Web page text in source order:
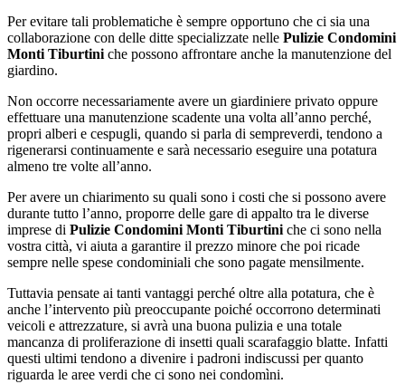
Per evitare tali problematiche è sempre opportuno che ci sia una
collaborazione con delle ditte specializzate nelle Pulizie Condomini
Monti Tiburtini che possono affrontare anche la manutenzione del
giardino.
Non occorre necessariamente avere un giardiniere privato oppure
effettuare una manutenzione scadente una volta all’anno perché,
propri alberi e cespugli, quando si parla di sempreverdi, tendono a
rigenerarsi continuamente e sarà necessario eseguire una potatura
almeno tre volte all’anno.
Per avere un chiarimento su quali sono i costi che si possono avere
durante tutto l’anno, proporre delle gare di appalto tra le diverse
imprese di Pulizie Condomini Monti Tiburtini che ci sono nella
vostra città, vi aiuta a garantire il prezzo minore che poi ricade
sempre nelle spese condominiali che sono pagate mensilmente.
Tuttavia pensate ai tanti vantaggi perché oltre alla potatura, che è
anche l’intervento più preoccupante poiché occorrono determinati
veicoli e attrezzature, si avrà una buona pulizia e una totale
mancanza di proliferazione di insetti quali scarafaggio blatte. Infatti
questi ultimi tendono a divenire i padroni indiscussi per quanto
riguarda le aree verdi che ci sono nei condomìni.